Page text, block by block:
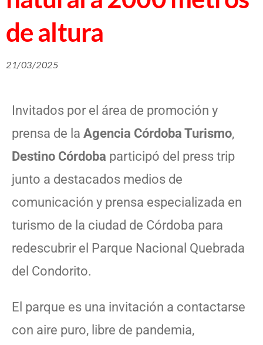
de altura
21/03/2025
Invitados por el área de promoción y
prensa de la Agencia Córdoba Turismo,
Destino Córdoba participó del press trip
junto a destacados medios de
comunicación y prensa especializada en
turismo de la ciudad de Córdoba para
redescubrir el Parque Nacional Quebrada
del Condorito.
El parque es una invitación a contactarse
con aire puro, libre de pandemia,